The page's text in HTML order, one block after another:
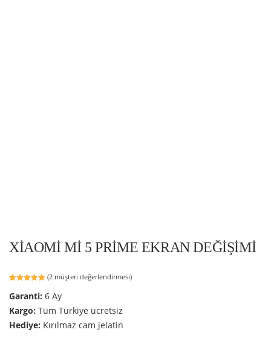
XIAOMI MI 5 PRIME EKRAN DEĞIŞIMI
puanına
dayanarak
5 üzerinden
5.00puan
(2 müşteri değerlendirmesi)
Garanti: 6 Ay
Kargo: Tüm Türkiye ücretsiz
Hediye: Kırılmaz cam jelatin